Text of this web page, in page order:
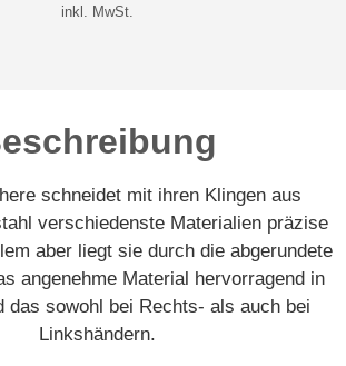
inkl. MwSt.
schneidet mit ihren Klingen aus
verschiedenste Materialien präzise
aber liegt sie durch die abgerundete
angenehme Material hervorragend in
das sowohl bei Rechts- als auch bei
Linkshändern.